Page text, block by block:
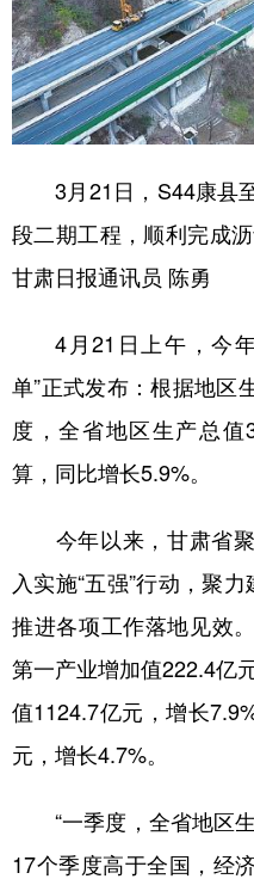
3月21日，S44康县
段二期工程，顺利完成
甘肃日报通讯员 陈勇
4月21日上午，今年
单”正式发布：根据地区
度，全省地区生产总
算，同比增长5.9%。
今年以来，甘肃省聚
入实施“五强”行动，聚
推进各项工作落地见效
第一产业增加值222.4亿
值1124.7亿元，增长
元，增长4.7%。
“一季度，全省地区
17个季度高于全国，经